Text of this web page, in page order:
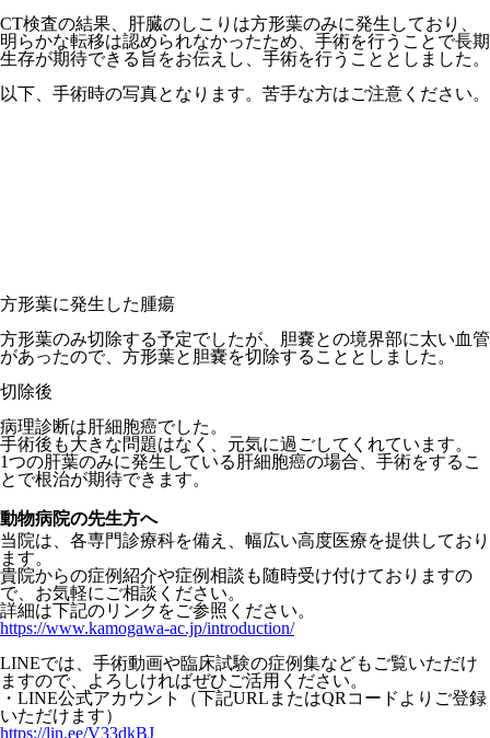
CT検査の結果、肝臓のしこりは方形葉のみに発生しており、
明らかな転移は認められなかったため、手術を行うことで長期
生存が期待できる旨をお伝えし、手術を行うこととしました。
以下、手術時の写真となります。苦手な方はご注意ください。
方形葉に発生した腫瘍
方形葉のみ切除する予定でしたが、胆嚢との境界部に太い血管
があったので、方形葉と胆嚢を切除することとしました。
切除後
病理診断は肝細胞癌でした。
手術後も大きな問題はなく、元気に過ごしてくれています。
1つの肝葉のみに発生している肝細胞癌の場合、手術をするこ
とで根治が期待できます。
動物病院の先生方へ
当院は、各専門診療科を備え、幅広い高度医療を提供しており
ます。
貴院からの症例紹介や症例相談も随時受け付けておりますの
で、お気軽にご相談ください。
詳細は下記のリンクをご参照ください。
https://www.kamogawa-ac.jp/introduction/
LINEでは、 手術動画や臨床試験の症例集などもご覧いただけ
ますので、
よろしければぜひご活用ください。
・LINE公式アカウント（下記URLまたはQRコードよりご登録
いただけます）
https://lin.ee/V33dkBJ